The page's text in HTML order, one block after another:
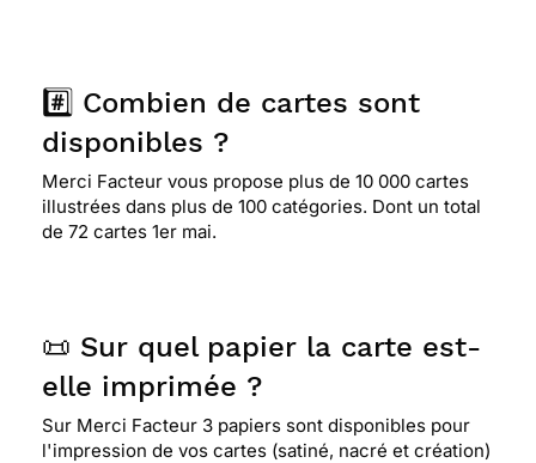
⭐⭐⭐⭐⭐ Le 11/05/2021 : très rapide très bien et
pratique
possibilité de créer sa propre carte avec une ou
plusieurs photos personnelles et d’y ajouter au
recto des mentions diverses comme «joyeux
anniversaire ou autres » Sinon tout est parfait de
la création à l’envoi et les délais
#️⃣ Combien de cartes sont
disponibles ?
Merci Facteur vous propose plus de 10 000 cartes
illustrées dans plus de 100 catégories. Dont un total
de 72 cartes 1er mai.
📜 Sur quel papier la carte est-
elle imprimée ?
Sur Merci Facteur 3 papiers sont disponibles pour
l'impression de vos cartes (satiné, nacré et création)